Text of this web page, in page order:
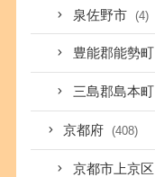
泉佐野市 (4)
豊能郡能勢町
三島郡島本町
京都府 (408)
京都市上京区